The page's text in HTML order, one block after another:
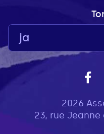
2026
23, rue